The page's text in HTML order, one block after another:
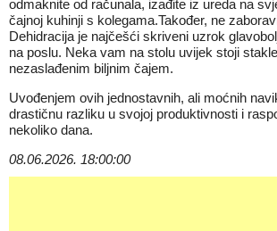
odmaknite od računala, izađite iz ureda na
čajnoj kuhinji s kolegama.Također, ne
Dehidracija je najčešći skriveni uzrok
na poslu. Neka vam na stolu uvijek stoji
nezaslađenim biljnim čajem.
Uvođenjem ovih jednostavnih, ali moćnih
drastičnu razliku u svojoj produktivnosti i
nekoliko dana.
08.06.2026. 18:00:00